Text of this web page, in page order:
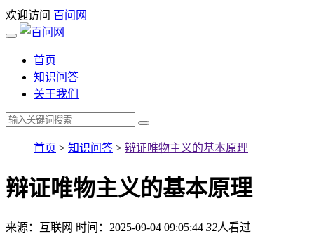
欢迎访问 百问网
首页
知识问答
关于我们
首页 > 知识问答 > 辩证唯物主义的基本原理
辩证唯物主义的基本原理
来源：互联网 时间：2025-09-04 09:05:44 32人看过